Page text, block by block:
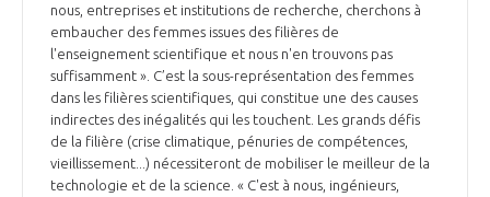
nous, entreprises et institutions de recherche, cherchons à
embaucher des femmes issues des filières de
l'enseignement scientifique et nous n'en trouvons pas
suffisamment ». C’est la sous-représentation des femmes
dans les filières scientifiques, qui constitue une des causes
indirectes des inégalités qui les touchent. Les grands défis
de la filière (crise climatique, pénuries de compétences,
vieillissement...) nécessiteront de mobiliser le meilleur de la
technologie et de la science. « C'est à nous, ingénieurs,